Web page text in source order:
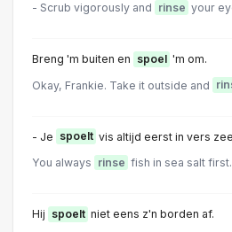
- Scrub vigorously and rinse your
Breng 'm buiten en spoel 'm om.
Okay, Frankie. Take it outside and
- Je spoelt vis altijd eerst in vers
You always rinse fish in sea salt first.
Hij spoelt niet eens z'n borden af.